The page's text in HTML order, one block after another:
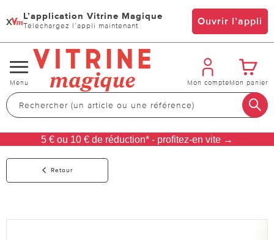
x L’application Vitrine Magique
Téléchargez l’appli maintenant Ouvrir l’appli
Changer
de
navigation
Menu Mon compteMon panier
5 € ou 10 € de réduction* - profitez-en vite →
Retour